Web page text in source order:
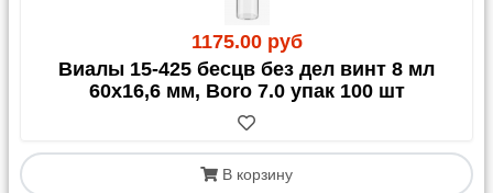
1175.00 руб
Виалы 15-425 бесцв без дел винт 8 мл
60х16,6 мм, Boro 7.0 упак 100 шт
В корзину